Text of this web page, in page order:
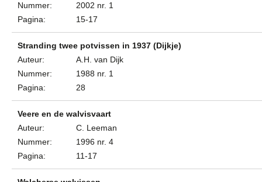
Nummer:
2002 nr. 1
Pagina:
15-17
Stranding twee potvissen in 1937 (Dijkje)
Auteur:
A.H. van Dijk
Nummer:
1988 nr. 1
Pagina:
28
Veere en de walvisvaart
Auteur:
C. Leeman
Nummer:
1996 nr. 4
Pagina:
11-17